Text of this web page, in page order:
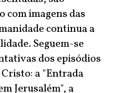
com imagens das
continua a
Seguem-se
dos episódios
a "Entrada
Jerusalém", a